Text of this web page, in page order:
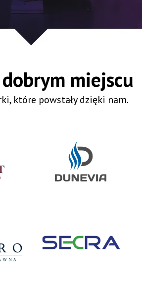
miejscu
które powstały dzięki nam.